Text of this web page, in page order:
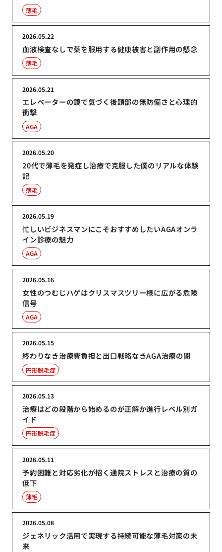
薄毛
血液検査なしで薬を服用する健康被害と副作用の懸念
2026.05.22
薄毛
エレベーターの鏡で気づく後頭部の無防備さと心理的
衝撃
2026.05.21
AGA
20代で薄毛を発症し治療で克服した僕のリアルな体験
記
2026.05.20
薄毛
忙しいビジネスマンにこそおすすめしたいAGAオンラ
イン診療の魅力
2026.05.19
AGA
女性のつむじハゲはクリスマスツリー様に広がる危険
信号
2026.05.16
AGA
終わりなき治療費負担と出口戦略なきAGA治療の闇
2026.05.15
円形脱毛症
治療はどの段階から始めるのが正解か進行レベル別ガ
イド
2026.05.13
円形脱毛症
予約困難と対応劣化が招く通院ストレスと治療の質の
低下
2026.05.11
薄毛
ジェネリック活用で実現する持続可能な薄毛対策の未
来
2026.05.08